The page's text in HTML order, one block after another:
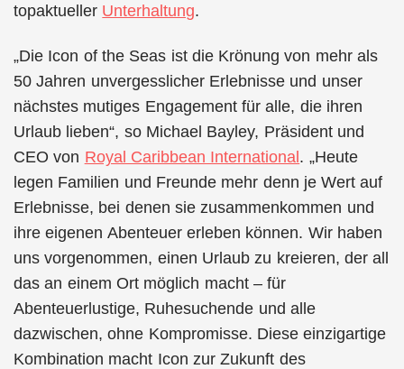
topaktueller Unterhaltung.
„Die Icon of the Seas ist die Krönung von mehr als
50 Jahren unvergesslicher Erlebnisse und unser
nächstes mutiges Engagement für alle, die ihren
Urlaub lieben“, so Michael Bayley, Präsident und
CEO von Royal Caribbean International . „Heute
legen Familien und Freunde mehr denn je Wert auf
Erlebnisse, bei denen sie zusammenkommen und
ihre eigenen Abenteuer erleben können. Wir haben
uns vorgenommen, einen Urlaub zu kreieren, der all
das an einem Ort möglich macht – für
Abenteuerlustige, Ruhesuchende und alle
dazwischen, ohne Kompromisse. Diese einzigartige
Kombination macht Icon zur Zukunft des